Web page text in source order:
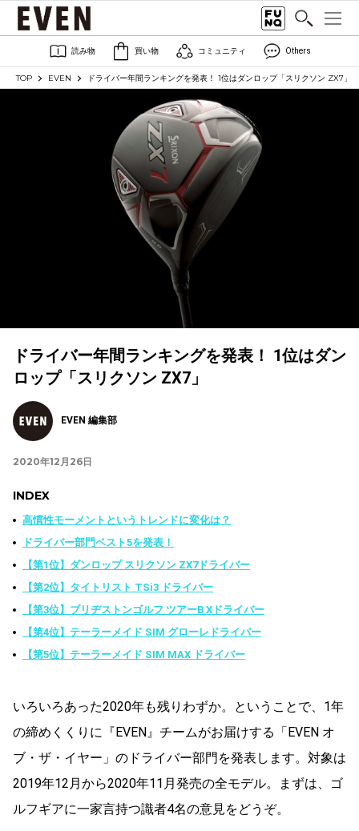
読み物 買い物 コミュニティ Others
TOP EVEN ドライバー年間ランキングを発表！ 1位はダンロップ「スリクソン ZX7」
ドライバー年間ランキングを発表！ 1位はダン
ロップ「スリクソン ZX7」
EVEN 編集部
2020年12月26日
INDEX
高慣性モーメントというトレンドに変化は？
ドライバー部門ベスト5を発表！
【第1位】ダンロップ スリクソン ZX7ドライバー
【第2位】タイトリスト TSi3 ドライバー
【第3位】ブリヂストンゴルフ ツアーB Xドライバー
【第4位】テーラーメイド SIM グローレドライバー
【第5位】テーラーメイド SIM MAX ドライバー
いろいろあった2020年も残りわずか。ということで、1年
の締めくくりに『EVEN』チームがお届けする「EVEN オ
ブ・ザ・イヤー」のドライバー部門を発表します。対象は
2019年12月から2020年11月発売の全モデル。まずは、ゴ
ルフギアに一家言持つ識者4名の意見をどうぞ。